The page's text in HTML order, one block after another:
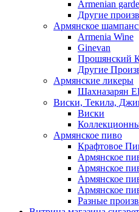
Armenian
Другие
Армянское
Armenia Wine
Ginevan
Прошянский
Другие
Армянские ликеры
Шахназарян
Виски, Текила,
Виски
Армянское пиво
Крафтовое
Армянское
Армянское
Армянское
Армянское
Разные